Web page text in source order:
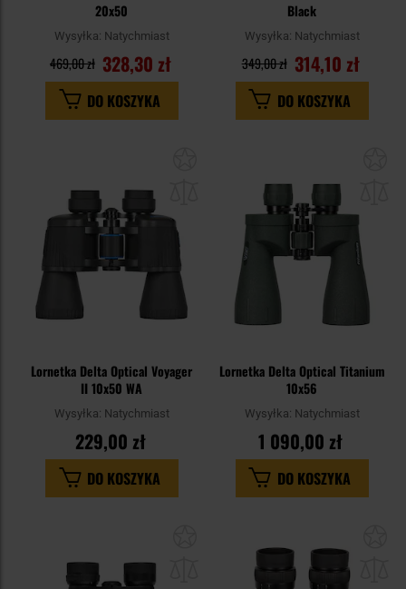
20x50
Wysyłka: Natychmiast
328,30 zł
469,00 zł
DO KOSZYKA
Black
Wysyłka: Natychmiast
314,10 zł
349,00 zł
DO KOSZYKA
Lornetka Delta Optical Voyager
II 10x50 WA
Wysyłka: Natychmiast
229,00 zł
DO KOSZYKA
Lornetka Delta Optical Titanium
10x56
Wysyłka: Natychmiast
1 090,00 zł
DO KOSZYKA
schowka